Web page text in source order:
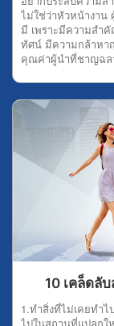
และความตั้งใจที่จะ
ทำให้สมองเปิดรับ
อคติ ย่อมทำให้จิตใ
เพราะถ้าหากต้องกา
คุณจะมีอคติอะไรก็
หาความรู้ดีกว่า ที่ส
เพื่อไม่ให้เป็นโทษแ
ดี ต้องรู้จักเคารพผู้
กระตือรือร้นที่จะฟั
คิดเห็นที่แตกต่างกั
ตัดสินเรื่องต่างๆ ใน
คุณเลือกที่จะเข้าสั
คุณ ดังนั้น ต้องพยา
วิจารณญาณเลือกฟัง
สม รู้จักแยกแยะส่ว
เหตุผลประกอบในก
ด้วย 8.แยกแยะข้อ
เรื่องที่ได้ฟังมา คุณ
ถ้าข้อมูลไหนที่ไม่แ
ให้ได้รายละเอียด
ต้องการได้ความรู้จ
ความสำเร็จ ต้องรู้จั
ไม่ใช่ว่าหัวหน้างาน
มี เพราะมีความสำ
ทัศน์ มีความกล้าห
คุณค่าผู้นำที่ชาญฉล
ยิ่งไปกว่านั้นการเห็
และสร้างจุดแข็งอีก
การเป็นผู้นำเป็นตั
พนักงาน ผู้นำที่ดีต้
ใหม่ๆ 3.ความเห็น
รับรู้ ถึงความต้องกา
แนวทางที่จะเป็นป
ผู้นำต้องกล้าที่จะตั
มั่นใจ ความกล้าหา
ดี 5.มีความยืดหยุ่น
ตนเอง ตามสถานก
ยินดีต้อนรับแนวคิด
ที่ฉลาดไม่กลัวที่จะสื่
เป็นเรื่องของความ
เกิดความสัมพันธ์ที่
และรู้เสมอว่าทุกปัญ
หาญที่จะยืนหยัด รัก
10 เคล็ดลั
1.ทำสิ่งที่ไม่เคยทำ